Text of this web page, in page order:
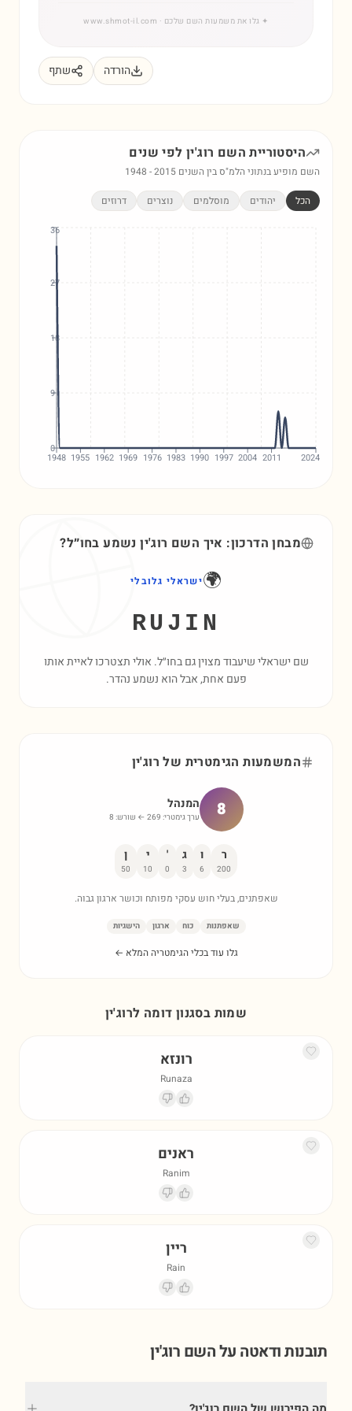
✦ גלו את משמעות השם שלכם · www.shmot-il.com
הורדה שתף
היסטוריית השם רוג'ין לפי שנים
השם מופיע בנתוני הלמ"ס בין השנים 1948 -2015
הכל יהודים מוסלמים נוצרים דרוזים
1948 1955 1962 1969 1976 1983 1990 1997 2004 2011 2024
0
9
18
27
36
מבחן הדרכון: איך השם רוג'יןנשמע בחו״ל?
🌍ישראלי גלובלי
RUJIN
שם ישראלי שיעבוד מצוין גם בחו״ל. אולי תצטרכו לאיית אותו
פעם אחת, אבל הוא נשמע נהדר.
המשמעות הגימטרית של רוג'ין
8 המנהל
ערך גימטרי: 269 ← שורש: 8
ר
200
ו
6
ג
3
'
0
י
10
ן
50
שאפתנים, בעלי חוש עסקי מפותח וכושר ארגון גבוה.
שאפתנות כוח ארגון הישגיות
גלו עוד בכלי הגימטריה המלא ←
שמות בסגנון דומה לרוג'ין
רונזא
Runaza
ראנים
Ranim
ריין
Rain
תובנות ודאטה על השם רוג'ין